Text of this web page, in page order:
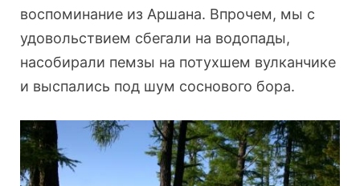
воспоминание из Аршана. Впрочем, мы с
удовольствием сбегали на водопады,
насобирали пемзы на потухшем вулканчике
и выспались под шум соснового бора.